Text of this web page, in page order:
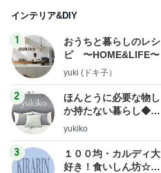
インテリア&DIY
1
おうちと暮らしのレシ
ピ 〜HOME&LIFE〜
yuki (ドキ子）
2
ほんとうに必要な物し
か持たない暮らし◆Ke
ep Life Simple◆〜イ
yukiko
3
１００均・カルディ大
好き！食いしん坊☆き